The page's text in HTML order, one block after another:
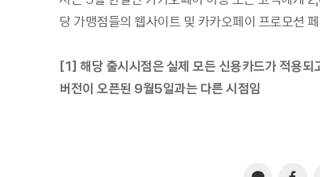
당 가맹점들의 웹사이트 및 카카오페이 프로모션
[1] 해당 출시시점은 실제 모든 신용카드가 적용되
버전이 오픈된 9월5일과는 다른 시점임